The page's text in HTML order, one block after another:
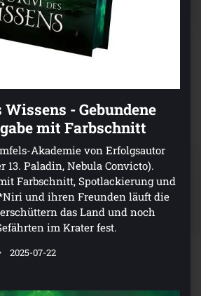
- Gebundene
mit Farbschnitt
Akademie von Erfolgsautor
13. Paladin, Nebula Convicto).
Farbschnitt, Spotlackierung und
und ihren Freunden läuft die
das Land und noch
im Krater fest.
2025-07-22